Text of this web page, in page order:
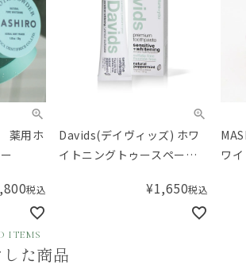
薬用ホ
税込
Davids(デイヴィッズ) ホワ
イトニングトゥースペース
¥1,650税込
ワ
ITEMS
た商品